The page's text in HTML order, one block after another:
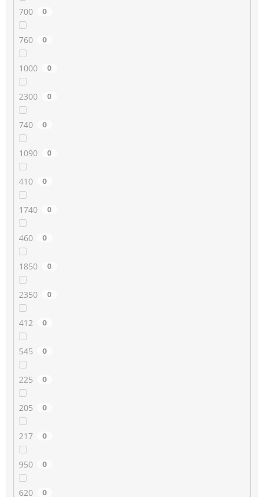
700 0
760 0
1000 0
2300 0
740 0
1090 0
410 0
1740 0
460 0
1850 0
2350 0
412 0
545 0
225 0
205 0
217 0
950 0
620 0